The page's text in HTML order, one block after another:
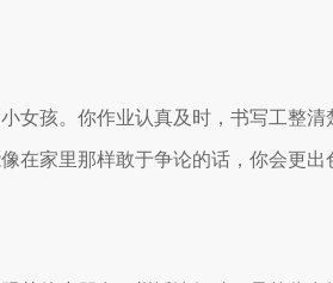
女孩。你作业认真及时，书写工整
在家里那样敢于争论的话，你会更出